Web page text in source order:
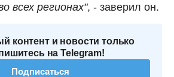
всех регионах", - заверил он.
контент и новости только
на Telegram!
Подписаться